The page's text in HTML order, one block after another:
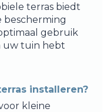
terras biedt
bescherming
gebruik
uw tuin hebt
installeren?
kleine